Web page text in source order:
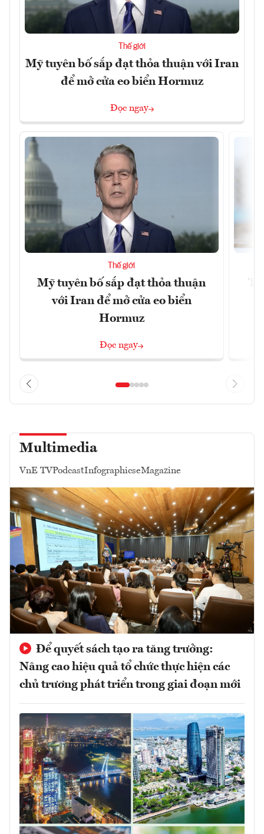
Thế giới
Mỹ tuyên bố sắp đạt thỏa thuận với Iran
để mở cửa eo biển Hormuz
Đọc ngay
Thế giới
Mỹ tuyên bố sắp đạt thỏa thuận
với Iran để mở cửa eo biển
Hormuz
Đọc ngay
Multimedia
VnE TVPodcastInfographicseMagazine
Để quyết sách tạo ra tăng trưởng:
Nâng cao hiệu quả tổ chức thực hiện các
chủ trương phát triển trong giai đoạn mới